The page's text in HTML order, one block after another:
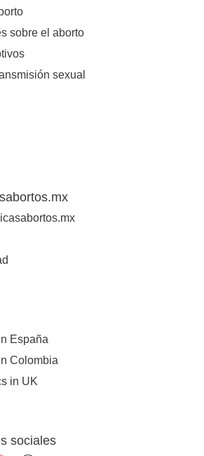
sobre el aborto
sexual
España
Colombia
in UK
sociales